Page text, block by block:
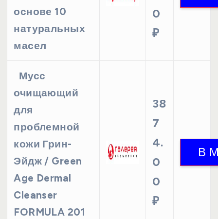
основе 10
натуральных
масел
0
₽
Мусс
очищающий
для
проблемной
кожи Грин-
Эйдж / Green
Age Dermal
Cleanser
FORMULA 201
38
7
4.
0
0
₽